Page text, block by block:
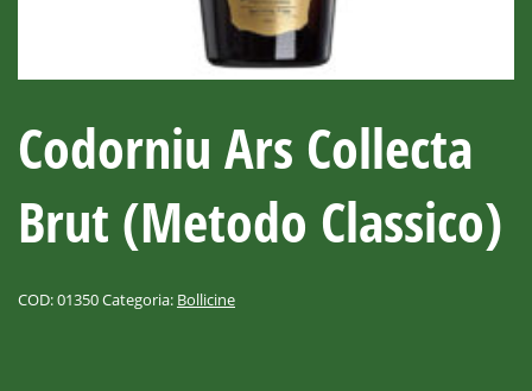
Codorniu Ars Collecta
Brut (Metodo Classico)
COD:01350Categoria: Bollicine